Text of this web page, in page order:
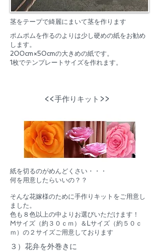
茎をテープで綺麗にまいて茎を作ります
ポムポムを作るのよりは少し硬めの紙をお勧め
します。
200cm×50cmの大きめの紙です。
1枚でテンプレートサイズを作れます。
<<手作りキット>>
紙を切るのがめんどくさい・・・
何を用意したらいいの？？
そんな花嫁様のために手作りキットをご用意し
ました。
​色も８色以上の中よりお選びいただけます！
​Mサイズ（約３０ｃｍ）＆Lサイズ（約５０ｃ
ｍ）の２サイズご用意しております
３）花弁を外巻きに